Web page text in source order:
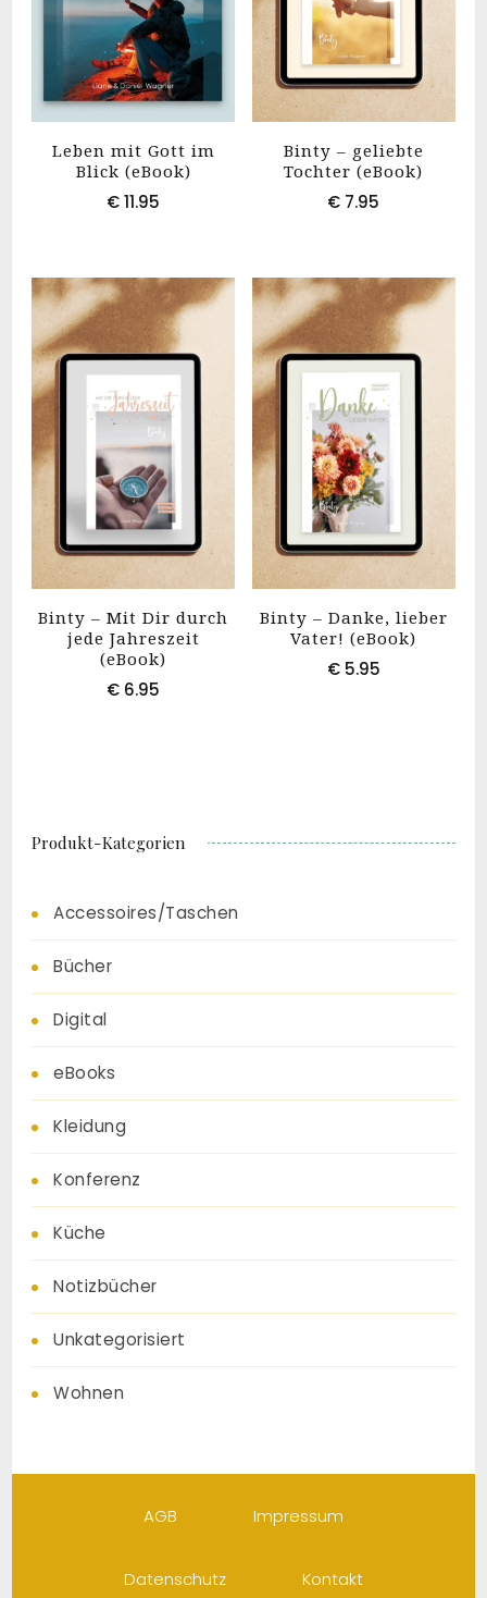
Leben mit Gott im
Blick (eBook)
€11.95
Binty – geliebte
Tochter (eBook)
€ 7.95
Binty – Mit Dir durch
jede Jahreszeit
(eBook)
€ 6.95
Binty – Danke, lieber
Vater! (eBook)
€5.95
Produkt-Kategorien
Accessoires/Taschen
Bücher
Digital
eBooks
Kleidung
Konferenz
Küche
Notizbücher
Unkategorisiert
Wohnen
AGB Impressum
Datenschutz Kontakt